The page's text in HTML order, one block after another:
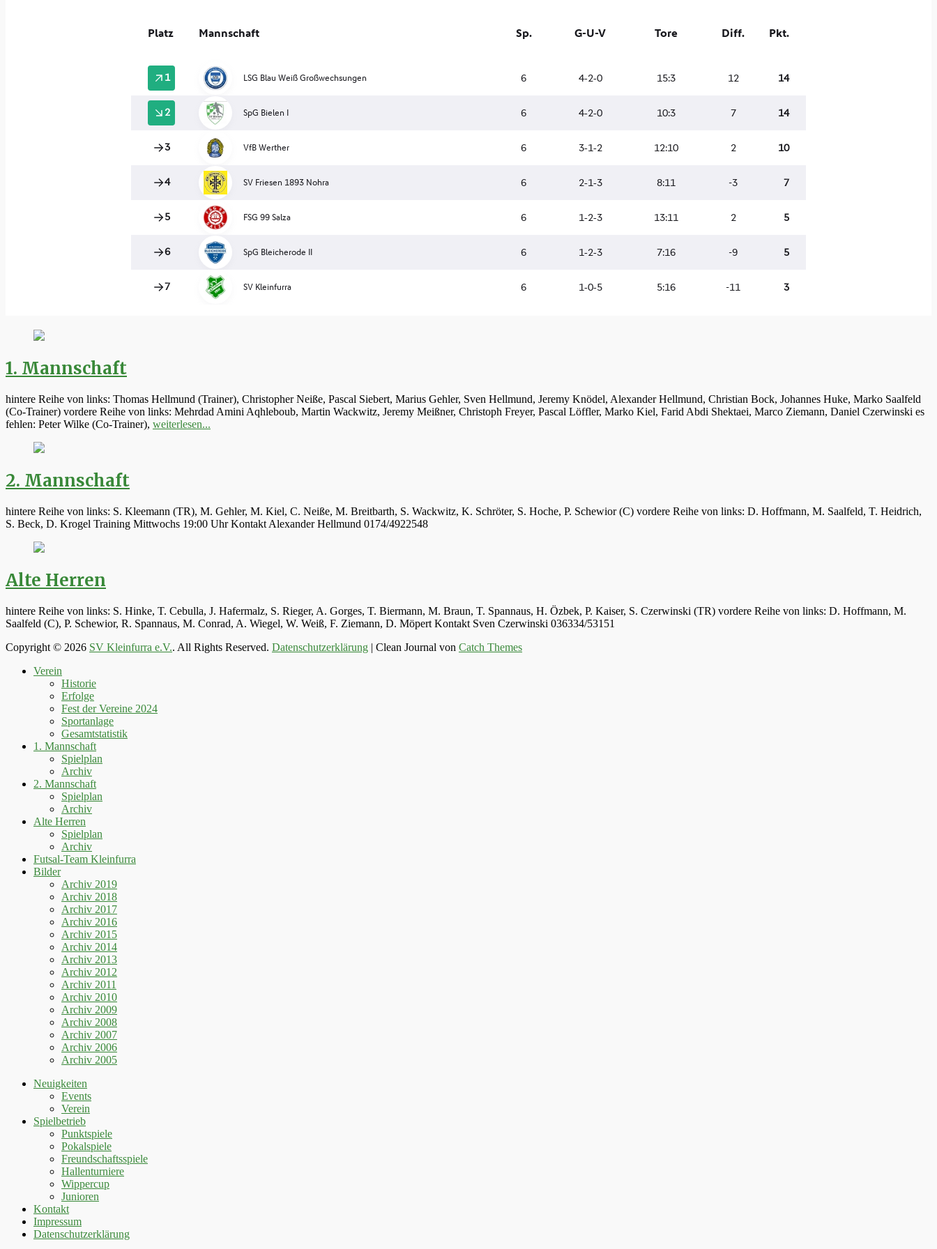
1. Mannschaft
hintere Reihe von links: Thomas Hellmund (Trainer), Christopher Neiße, Pascal Siebert, Marius Gehler, Sven Hellmund, Jeremy Knödel, Alexander Hellmund, Christian Bock, Johannes Huke, Marko Saalfeld
(Co-Trainer) vordere Reihe von links: Mehrdad Amini Aqhleboub, Martin Wackwitz, Jeremy Meißner, Christoph Freyer, Pascal Löffler, Marko Kiel, Farid Abdi Shektaei, Marco Ziemann, Daniel Czerwinski es
fehlen: Peter Wilke (Co-Trainer), weiterlesen...
2. Mannschaft
hintere Reihe von links: S. Kleemann (TR), M. Gehler, M. Kiel, C. Neiße, M. Breitbarth, S. Wackwitz, K. Schröter, S. Hoche, P. Schewior (C) vordere Reihe von links: D. Hoffmann, M. Saalfeld, T. Heidrich,
S. Beck, D. Krogel Training Mittwochs 19:00 Uhr Kontakt Alexander Hellmund 0174/4922548
Alte Herren
hintere Reihe von links: S. Hinke, T. Cebulla, J. Hafermalz, S. Rieger, A. Gorges, T. Biermann, M. Braun, T. Spannaus, H. Özbek, P. Kaiser, S. Czerwinski (TR) vordere Reihe von links: D. Hoffmann, M.
Saalfeld (C), P. Schewior, R. Spannaus, M. Conrad, A. Wiegel, W. Weiß, F. Ziemann, D. Möpert Kontakt Sven Czerwinski 036334/53151
Copyright © 2026 SV Kleinfurra e.V.. All Rights Reserved. Datenschutzerklärung | Clean Journal von Catch Themes
scrollenVerein
Historie
Erfolge
Fest der Vereine 2024
Sportanlage
Gesamtstatistik
1. Mannschaft
Spielplan
Archiv
2. Mannschaft
Spielplan
Archiv
Alte Herren
Spielplan
Archiv
Futsal-Team Kleinfurra
Bilder
Archiv 2019
Archiv 2018
Archiv 2017
Archiv 2016
Archiv 2015
Archiv 2014
Archiv 2013
Archiv 2012
Archiv 2011
Archiv 2010
Archiv 2009
Archiv 2008
Archiv 2007
Archiv 2006
Archiv 2005
Neuigkeiten
Events
Verein
Spielbetrieb
Punktspiele
Pokalspiele
Freundschaftsspiele
Hallenturniere
Wippercup
Junioren
Kontakt
Impressum
Datenschutzerklärung